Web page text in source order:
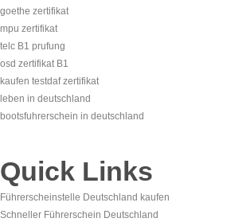
goethe zertifikat
mpu zertifikat
telc B1 prufung
osd zertifikat B1
kaufen testdaf zertifikat
leben in deutschland
bootsfuhrerschein in deutschland
Quick Links
Führerscheinstelle Deutschland kaufen
Schneller Führerschein Deutschland